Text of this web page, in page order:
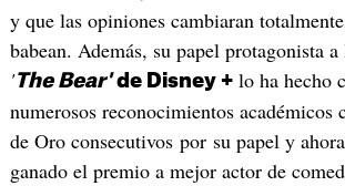
y que las opiniones cambiaran
babean. Además, su papel protagonista
'The Bear'de Disney +lo ha hecho
numerosos reconocimientos académicos
de Oro consecutivos por su papel y
ganado el premio a mejor actor de